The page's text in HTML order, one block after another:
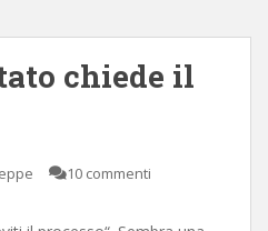
chiede il
10 commenti